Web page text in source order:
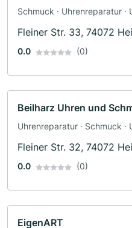
Schmuck · Uhrenreparatur ·
Fleiner Str. 33, 74072
0.0 (0)
Beilharz Uhren und
Uhrenreparatur · Schmuck ·
Fleiner Str. 32, 74072
0.0 (0)
EigenART